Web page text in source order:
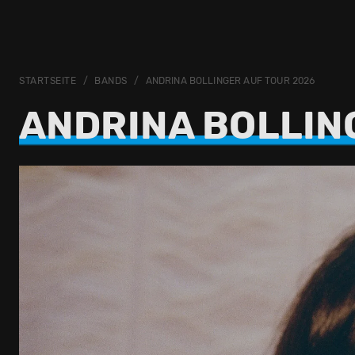
STARTSEITE BANDS ANDRINA BOLLINGER AUF TOUR 2026
ANDRINA